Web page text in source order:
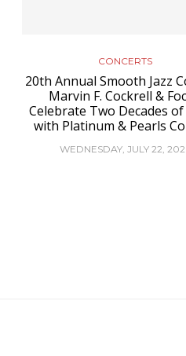
CONCERTS
20th Annual Smooth Jazz
Marvin F. Cockrell &
Celebrate Two Decades
with Platinum & Pearls
WEDNESDAY, JULY 22,